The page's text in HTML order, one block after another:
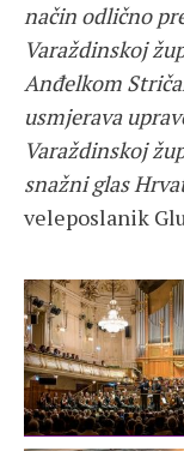
način odlično
Varaždinskoj
Anđelkom
usmjerava
Varaždinskoj
snažni glas
veleposlanik